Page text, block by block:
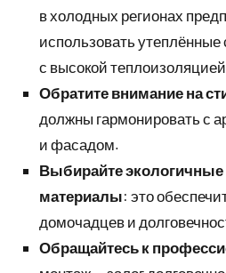
в холодных регионах
использовать
с высокой
Обратите внимание на
должны гармонировать с
и фасадом.
Выбирайте
материалы: это
домочадцев и
Обращайтесь к